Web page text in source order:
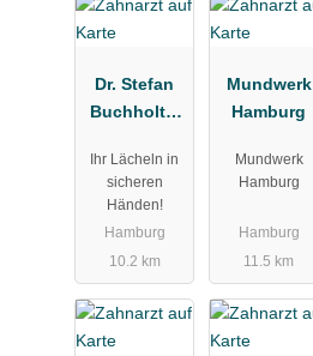
Dr. Stefan
Buchholtz,
äde
Ihr Lächeln in
sicheren
Händen!
Hamburg
10.2 km
Mundwerk
Hamburg
Mundwerk
Hamburg
Hamburg
11.5 km